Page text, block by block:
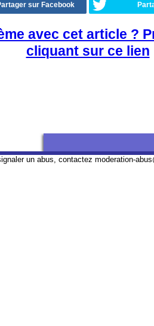
sur Facebook
avec cet article ?
cliquant sur ce lien
un abus, contactez moderation-